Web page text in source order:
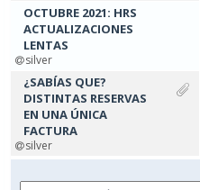
OCTUBRE 2021: HRS
ACTUALIZACIONES
LENTAS
silver
¿SABÍAS QUE?
DISTINTAS RESERVAS
EN UNA ÚNICA
FACTURA
silver